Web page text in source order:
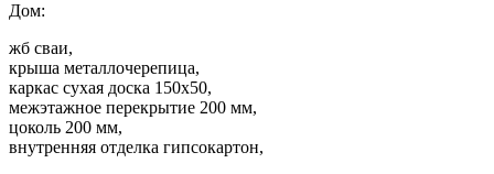
Дом:
жб сваи,
крыша металлочерепица,
каркас сухая доска 150х50,
межэтажное перекрытие 200 мм,
цоколь 200 мм,
внутренняя отделка гипсокартон,